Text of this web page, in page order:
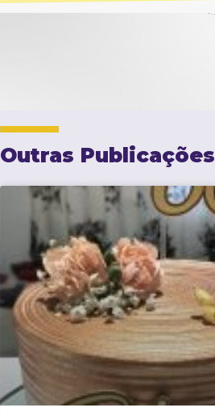
Outras Publicações